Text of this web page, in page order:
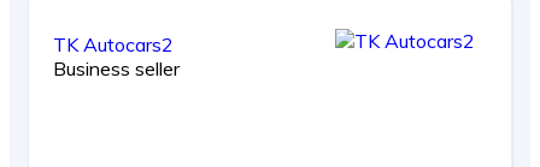
TK Autocars2
Business seller